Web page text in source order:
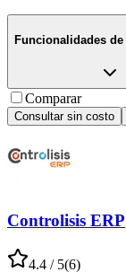
Funcionalidades de
Comparar
Consultar sin costo
Controlisis ERP
4.4 / 5(6)